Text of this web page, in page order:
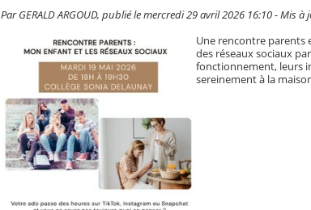
Par GERALD ARGOUD, publié le mercredi 29 avril 2026 16:10 - Mis
Une rencontre parents
des réseaux sociaux
fonctionnement, leurs
sereinement à la